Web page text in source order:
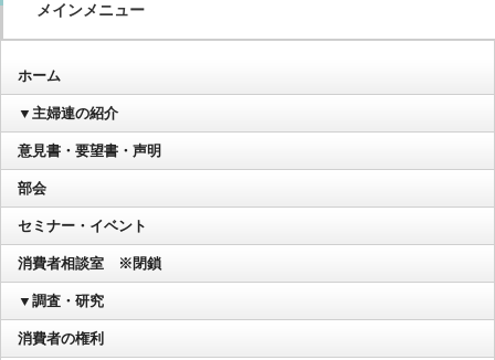
メインメニュー
ホーム
▼主婦連の紹介
意見書・要望書・声明
部会
セミナー・イベント
消費者相談室 ※閉鎖
▼調査・研究
消費者の権利